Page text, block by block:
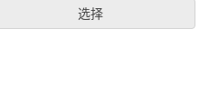
选择